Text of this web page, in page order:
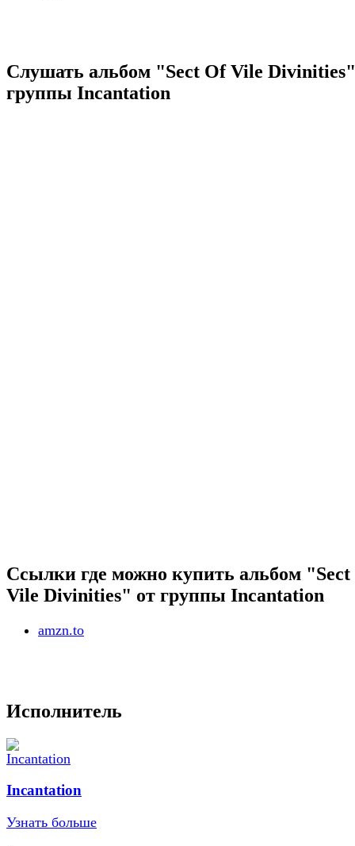
Слушать альбом "Sect Of Vile
группы Incantation
Ссылки где можно купить альбом
Vile Divinities" от группы Incantation
amzn.to
Исполнитель
Incantation
Узнать больше